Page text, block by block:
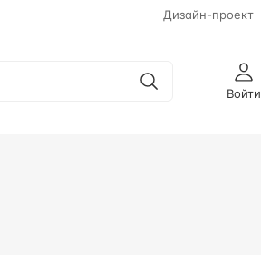
Дизайн-проект
Войти